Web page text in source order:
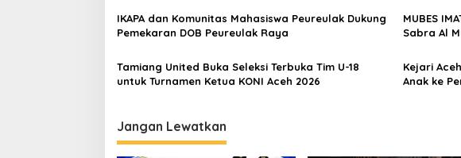
s
IKAPA dan Komunitas Mahasiswa Peureulak Dukung
Pemekaran DOB Peureulak Raya
MUBES
Sabra Al
Tamiang United Buka Seleksi Terbuka Tim U-18
untuk Turnamen Ketua KONI Aceh 2026
Kejari
Anak ke
Jangan Lewatkan